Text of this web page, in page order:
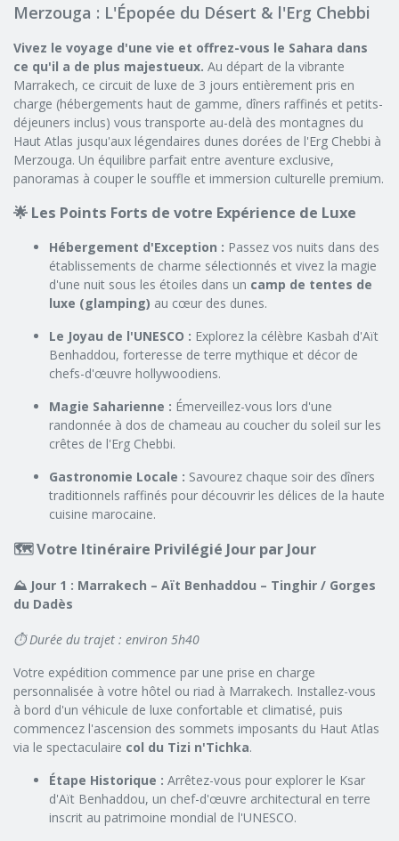
Merzouga : L'Épopée du Désert & l'Erg Chebbi
Vivez le voyage d'une vie et offrez-vous le Sahara dans
ce qu'il a de plus majestueux. Au départ de la vibrante
Marrakech, ce circuit de luxe de 3 jours entièrement pris en
charge (hébergements haut de gamme, dîners raffinés et petits-
déjeuners inclus) vous transporte au-delà des montagnes du
Haut Atlas jusqu'aux légendaires dunes dorées de l'Erg Chebbi à
Merzouga. Un équilibre parfait entre aventure exclusive,
panoramas à couper le souffle et immersion culturelle premium.
🌟 Les Points Forts de votre Expérience de Luxe
Hébergement d'Exception : Passez vos nuits dans des
établissements de charme sélectionnés et vivez la magie
d'une nuit sous les étoiles dans un camp de tentes de
luxe (glamping) au cœur des dunes.
Le Joyau de l'UNESCO : Explorez la célèbre Kasbah d'Aït
Benhaddou, forteresse de terre mythique et décor de
chefs-d'œuvre hollywoodiens.
Magie Saharienne : Émerveillez-vous lors d'une
randonnée à dos de chameau au coucher du soleil sur les
crêtes de l'Erg Chebbi.
Gastronomie Locale : Savourez chaque soir des dîners
traditionnels raffinés pour découvrir les délices de la haute
cuisine marocaine.
🗺️ Votre Itinéraire Privilégié Jour par Jour
⛰️ Jour 1 : Marrakech – Aït Benhaddou – Tinghir / Gorges
du Dadès
⏱️ Durée du trajet : environ 5h40
Votre expédition commence par une prise en charge
personnalisée à votre hôtel ou riad à Marrakech. Installez-vous
à bord d'un véhicule de luxe confortable et climatisé, puis
commencez l'ascension des sommets imposants du Haut Atlas
via le spectaculaire col du Tizi n'Tichka.
Étape Historique : Arrêtez-vous pour explorer le Ksar
d'Aït Benhaddou, un chef-d'œuvre architectural en terre
inscrit au patrimoine mondial de l'UNESCO.